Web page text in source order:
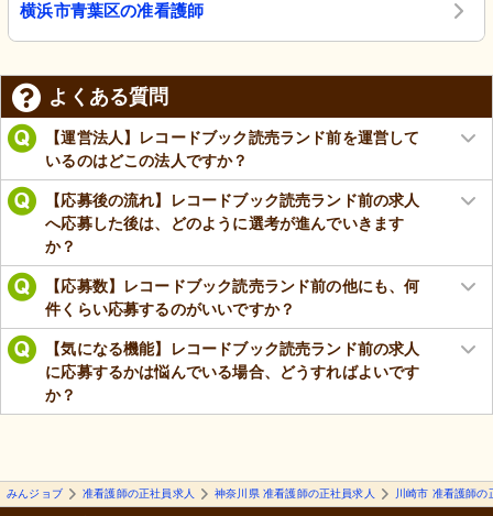
横浜市青葉区の准看護師
よくある質問
【運営法人】レコードブック読売ランド前を運営して
いるのはどこの法人ですか？
【応募後の流れ】レコードブック読売ランド前の求人
へ応募した後は、どのように選考が進んでいきます
か？
【応募数】レコードブック読売ランド前の他にも、何
件くらい応募するのがいいですか？
【気になる機能】レコードブック読売ランド前の求人
に応募するかは悩んでいる場合、どうすればよいです
か？
みんジョブ 准看護師の正社員求人 神奈川県 准看護師の正社員求人 川崎市 准看護師の